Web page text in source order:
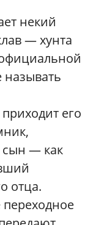
некий
— хунта
называть
его
сын — как
отца.